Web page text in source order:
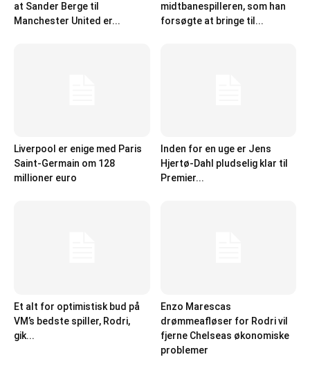
at Sander Berge til
Manchester United er...
midtbanespilleren, som han
forsøgte at bringe til...
Liverpool er enige med Paris
Saint-Germain om 128
millioner euro
Inden for en uge er Jens
Hjertø-Dahl pludselig klar til
Premier...
Et alt for optimistisk bud på
VM’s bedste spiller, Rodri,
gik...
Enzo Marescas
drømmeafløser for Rodri vil
fjerne Chelseas økonomiske
problemer